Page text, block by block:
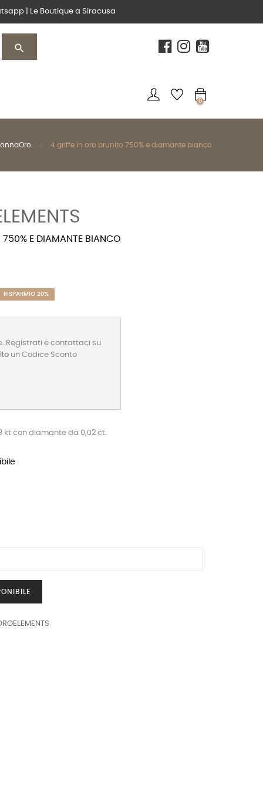
Le Boutique a Siracusa
search
0
4 griffe in oro brunito 750% e diamante bianco
750% E DIAMANTE BIANCO
RISPARMIO 20%
Registrati e contattaci su
un Codice Sconto
kt con diamante da 0,02 ct.